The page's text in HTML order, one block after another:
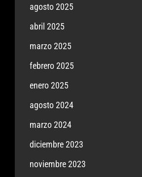
agosto 2025
abril 2025
marzo 2025
febrero 2025
enero 2025
agosto 2024
marzo 2024
diciembre 2023
noviembre 2023